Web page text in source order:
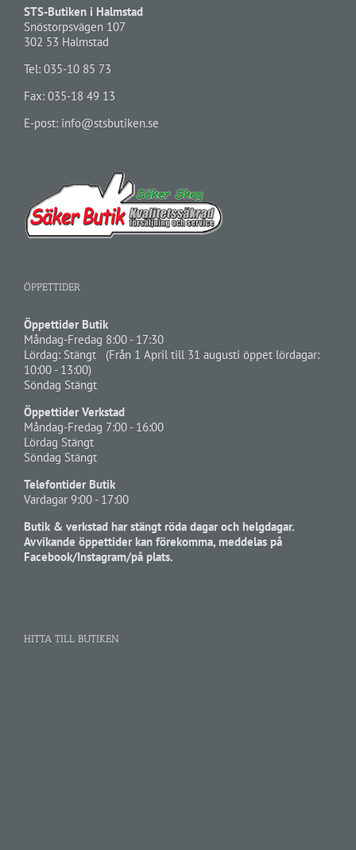
STS-Butiken i Halmstad
Snöstorpsvägen 107
302 53 Halmstad
Tel: 035-10 85 73
Fax: 035-18 49 13
E-post: info@stsbutiken.se
ÖPPETTIDER
Öppettider Butik
Måndag-Fredag 8:00 - 17:30
Lördag: Stängt (Från 1 April till 31 augusti öppet lördagar:
10:00 - 13:00)
Söndag Stängt
Öppettider Verkstad
Måndag-Fredag 7:00 - 16:00
Lördag Stängt
Söndag Stängt
Telefontider Butik
Vardagar 9:00 - 17:00
Butik & verkstad har stängt röda dagar och helgdagar.
Avvikande öppettider kan förekomma, meddelas på
Facebook/Instagram/på plats.
HITTA TILL BUTIKEN